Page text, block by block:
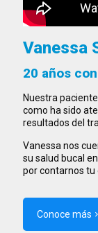
Vanessa
20 años
Nuestra
como ha sido
resultados del
Vanessa nos
su salud bucal
por contarnos tu
Conoce más